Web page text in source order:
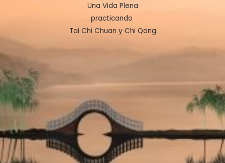
Una Vida Plena
practicando
Tai Chi Chuan y Chi Qong